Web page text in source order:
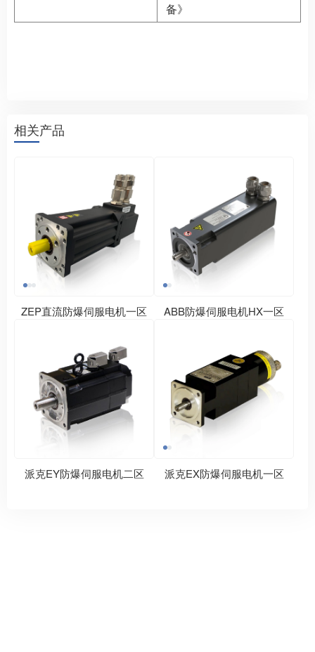
备》
相关产品
ZEP直流防爆伺服电机一区 ABB防爆伺服电机HX一区
派克EY防爆伺服电机二区 派克EX防爆伺服电机一区